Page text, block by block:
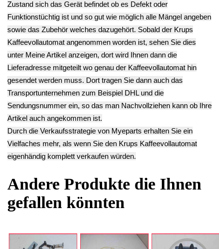
Wasser Schlauch
Anschluss
Kupplung
Druckzylinder
Krups EA829810
10.90€
** Endkundenpreis
Kolben Druckluft
Krups EA829810
-3
58.90€
** Endkundenpreis
zzgl.
-3
54.90€
** Endkundenpreis
zzgl.Versand
Deutsch / English
Ersatzteile suchen?
Verwenden Sie Stichworte, um ein Ersatzteil zu
finden.
Hersteller
Kategorien
Kaffeevollautomat->(54295)
(1112)